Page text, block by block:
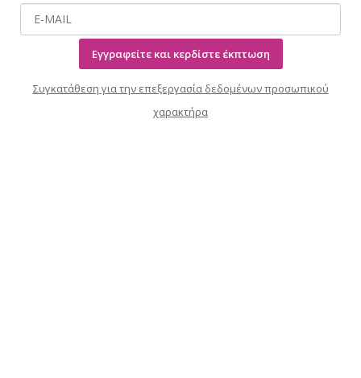
συμφωνείτε με τη χρήση των cookies.
Περισσότερες πληροφορίες
Συμφωνώ
Εγγραφείτε και κερδίστε έκπτωση
Συγκατάθεση για την επεξεργασία δεδομένων προσωπικού
χαρακτήρα